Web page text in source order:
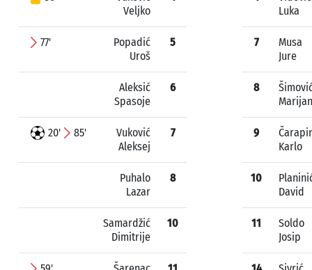
Veljko
77'
Popadić
Uroš
5
Aleksić
Spasoje
6
20' 85'
Vuković
Aleksej
7
Puhalo
Lazar
8
Samardžić
Dimitrije
10
Luka
7
Musa
Jure
8
Marijan
9
Karlo
10
David
11
Soldo
Josip